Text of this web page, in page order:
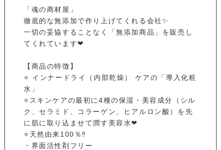
「魂の商材屋」
徹底的な無添加で作り上げてくれる会社✨
一切の妥協することなく「無添加商品」を販売し
てくれています❤
【商品の特徴】
⭐ インナードライ（内部乾燥） ケアの「導入化粧
水」
⭐スキンケアの最初に4種の保湿・美容成分（シル
ク、セラミド、コラーゲン、ヒアルロン酸）を先
に肌に取り込ませて潤す美容水❤
⭐天然由来100％‼️
・界面活性剤フリー